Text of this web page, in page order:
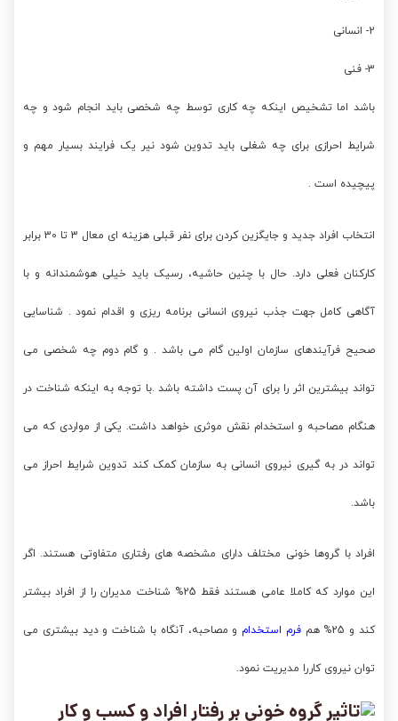
2- انسانی
3- فنی
باشد اما تشخیص اینکه چه کاری توسط چه شخصی باید انجام شود و چه
شرایط احرازی برای چه شغلی باید تدوین شود نیر یک فرایند بسیار مهم و
پیچیده است .
انتخاب افراد جدید و جایگزین کردن برای نفر قبلی هزینه ای معال 3 تا 30 برابر
کارکنان فعلی دارد. حال با چنین حاشیه، رسیک باید خیلی هوشمندانه و با
آگاهی کامل جهت جذب نیروی انسانی برنامه ریزی و اقدام نمود . شناسایی
صحیح فرآیندهای سازمان اولین گام می باشد . و گام دوم چه شخصی می
تواند بیشترین اثر را برای آن پست داشته باشد .با توجه به اینکه شناخت در
هنگام مصاحبه و استخدام نقش موثری خواهد داشت. یکی از مواردی که می
تواند در به گیری نیروی انسانی به سازمان کمک کند تدوین شرایط احراز می
باشد.
افراد با گروها خونی مختلف دارای مشخصه های رفتاری متفاوتی هستند. اگر
این موارد که کاملا عامی هستند فقط 25% شناخت مدیران را از افراد بیشتر
کند و 25% هم فرم استخدامو مصاحبه، آنگاه با شناخت و دید بیشتری می
توان نیروی کاررا مدیریت نمود.